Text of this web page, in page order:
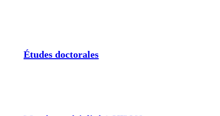
Études doctorales